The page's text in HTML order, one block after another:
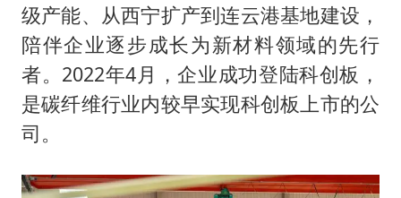
级产能、从西宁扩产到连云港基地建设，
陪伴企业逐步成长为新材料领域的先行
者。2022年4月，企业成功登陆科创板，
是碳纤维行业内较早实现科创板上市的公
司。